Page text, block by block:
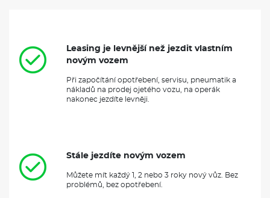
Leasing je levnější než jezdit vlastním
novým vozem
Při započítání opotřebení, servisu, pneumatik a
nákladů na prodej ojetého vozu, na operák
nakonec jezdíte levněji.
Stále jezdíte novým vozem
Můžete mít každý 1, 2 nebo 3 roky nový vůz. Bez
problémů, bez opotřebení.